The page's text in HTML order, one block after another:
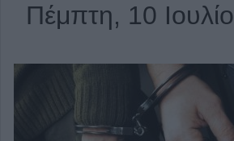
Πέμπτη, 10